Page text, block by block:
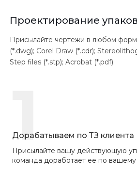
Проектирование
Присылайте чертежи в любом
(*.dwg); Corel Draw (*.cdr);
Step files (*.stp); Acrobat (*.pdf).
1
Дорабатываем по ТЗ клиента
Присылайте вашу действующую
команда доработает ее по вашему